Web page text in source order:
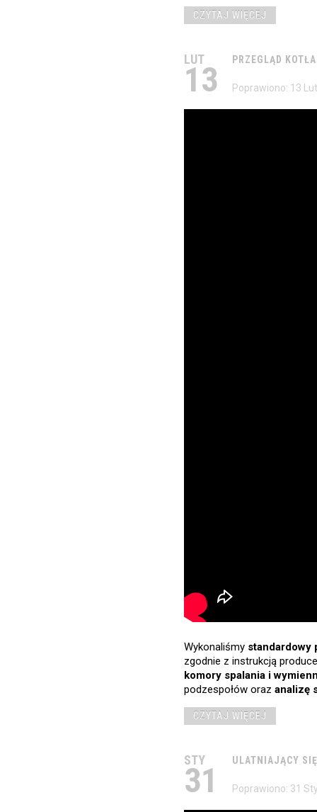
CZYTAJ WIĘCEJ
LUT
13 PRZEGLĄD KOTŁA
Poprawiono: 13
Wykonaliśmy standardowy
zgodnie z instrukcją
komory spalania i
podzespołów oraz analizę
CZYTAJ WIĘCEJ
STY
31 ULATNIAJĄCY SIĘ
Poprawiono: 31